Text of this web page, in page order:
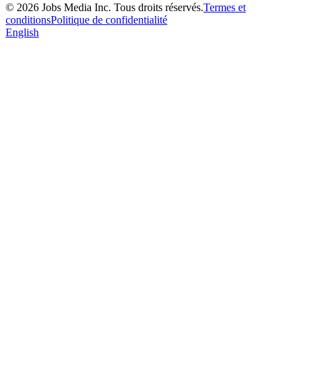
© 2026 Jobs Media Inc. Tous droits réservés.Termes et
conditionsPolitique de confidentialité
English